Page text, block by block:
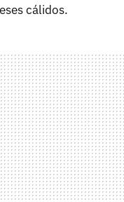
cálidos.